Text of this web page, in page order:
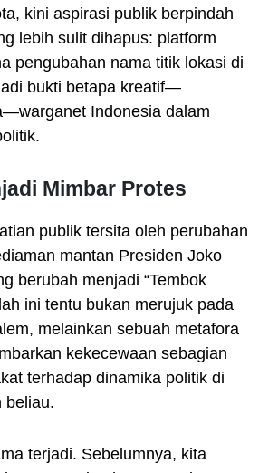
kini aspirasi publik berpindah
lebih sulit dihapus: platform
pengubahan nama titik lokasi di
bukti betapa kreatif—
Indonesia dalam
Mimbar Protes
publik tersita oleh perubahan
mantan Presiden Joko
berubah menjadi “Tembok
ini tentu bukan merujuk pada
melainkan sebuah metafora
kekecewaan sebagian
terhadap dinamika politik di
beliau.
terjadi. Sebelumnya, kita